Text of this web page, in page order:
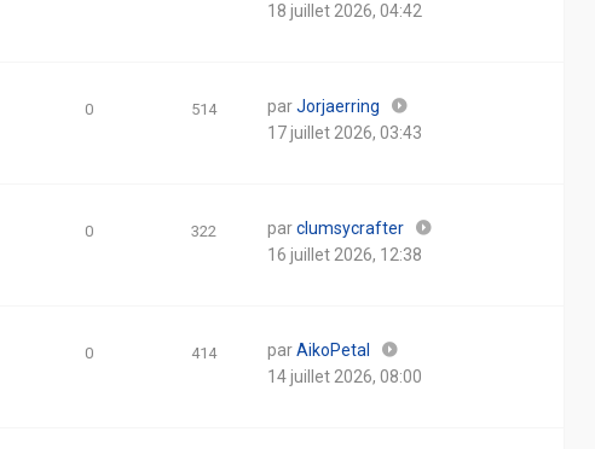
18 juillet 2026, 04:42
0 514 parJorjaerring
17 juillet 2026, 03:43
0 322 parclumsycrafter
16 juillet 2026, 12:38
0 414 parAikoPetal
14 juillet 2026, 08:00